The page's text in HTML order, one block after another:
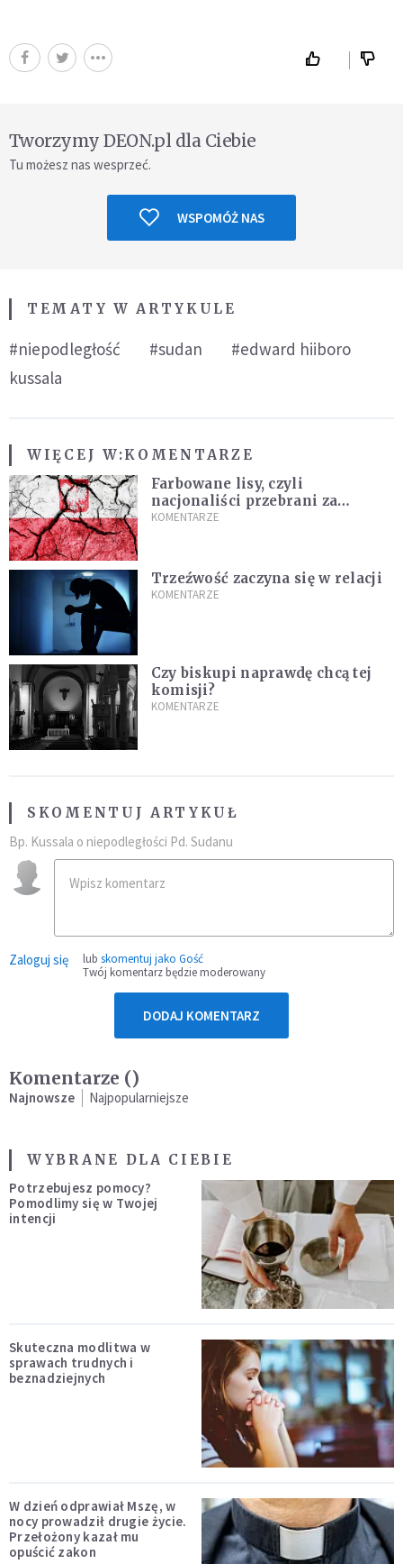
Tworzymy DEON.pl dla Ciebie
Tu możesz nas wesprzeć.
WSPOMÓŻ NAS
TEMATY W ARTYKULE
#niepodległość #sudan
#edward hiiboro
kussala
WIĘCEJ W:KOMENTARZE
Farbowane lisy, czyli
nacjonaliści przebrani za
chrześcijan
KOMENTARZE
Trzeźwość zaczyna się w relacji
KOMENTARZE
Czy biskupi naprawdę chcą tej
komisji?
KOMENTARZE
SKOMENTUJ ARTYKUŁ
Bp. Kussala o niepodległości Pd. Sudanu
Zaloguj się lub skomentuj jako Gość
Twój komentarz będzie moderowany
DODAJ KOMENTARZ
Komentarze ()
Najnowsze Najpopularniejsze
WYBRANE DLA CIEBIE
Potrzebujesz pomocy?
Pomodlimy się w Twojej
intencji
Skuteczna modlitwa w
sprawach trudnych i
beznadziejnych
W dzień odprawiał Mszę, w
nocy prowadził drugie życie.
Przełożony kazał mu
opuścić zakon